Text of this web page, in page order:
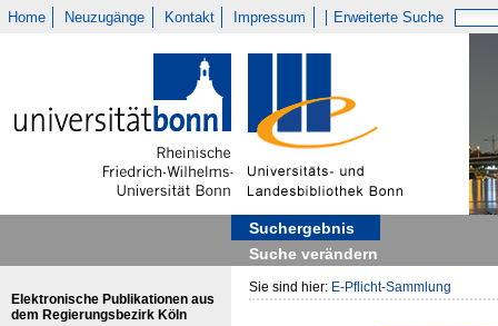
Home Neuzugänge Kontakt Impressum Erweiterte Suche
Suchergebnis
Suche verändern
Elektronische Publikationen aus
dem Regierungsbezirk Köln
Sie sind hier: E-Pflicht-Sammlung